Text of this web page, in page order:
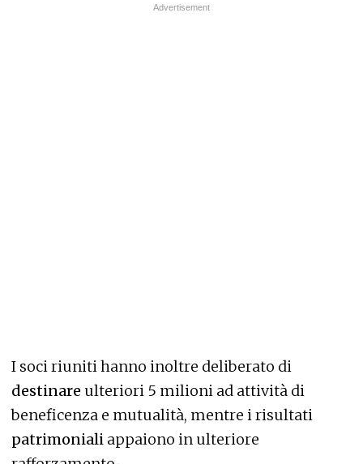
I soci riuniti hanno inoltre deliberato di
destinare ulteriori 5 milioni ad attività di
beneficenza e mutualità, mentre i risultati
patrimoniali appaiono in ulteriore